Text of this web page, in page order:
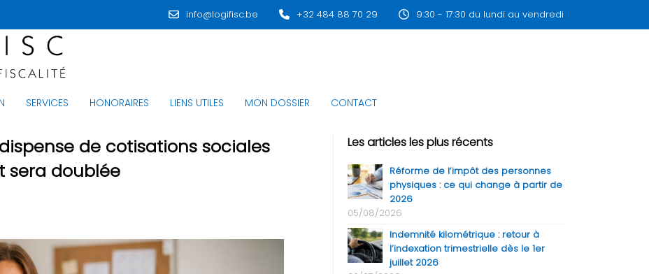
info@logifisc.be +32 484 88 70 29 9:30 - 17:30 du lundi au vendredi
SERVICES HONORAIRES LIENS UTILES MON DOSSIER CONTACT
de cotisations sociales
sera doublée
Les articles les plus récents
Réforme de l’impôt des personnes
physiques : ce qui change à partir de
2026
05/08/2026
Indemnité kilométrique : retour à
l’indexation trimestrielle dès le 1er
juillet 2026